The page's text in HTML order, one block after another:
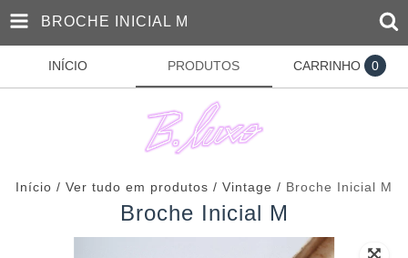
BROCHE INICIAL M
INÍCIO PRODUTOS CARRINHO 0
Início / Ver tudo em produtos / Vintage / Broche Inicial M
Broche Inicial M